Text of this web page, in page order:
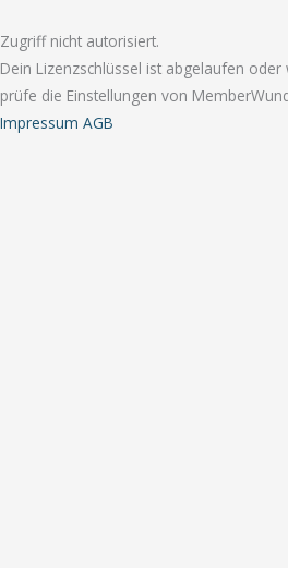
Zugriff nicht autorisiert.
Dein Lizenzschlüssel ist abgelaufen
prüfe die Einstellungen von
Impressum AGB